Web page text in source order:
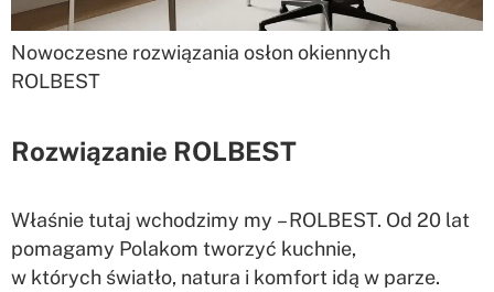
Nowoczesne rozwiązania osłon okiennych
ROLBEST
Rozwiązanie ROLBEST
Właśnie tutaj wchodzimy my – ROLBEST. Od 20 lat
pomagamy Polakom tworzyć kuchnie,
w których światło, natura i komfort idą w parze.